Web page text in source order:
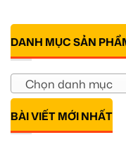
DANH MỤC SẢN
Chọn danh mục
BÀI VIẾT MỚI NHẤT